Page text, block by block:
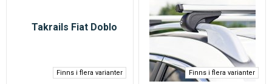
Finns i flera varianter Finns i flera varianter